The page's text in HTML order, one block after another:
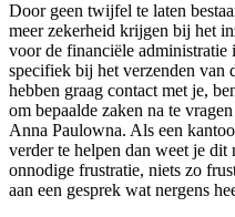
Door geen twijfel te laten
meer zekerheid krijgen bij het
voor de financiële
specifiek bij het verzenden van
hebben graag contact met je,
om bepaalde zaken na te
Anna Paulowna. Als een
verder te helpen dan weet je dit
onnodige frustratie, niets zo
aan een gesprek wat nergens